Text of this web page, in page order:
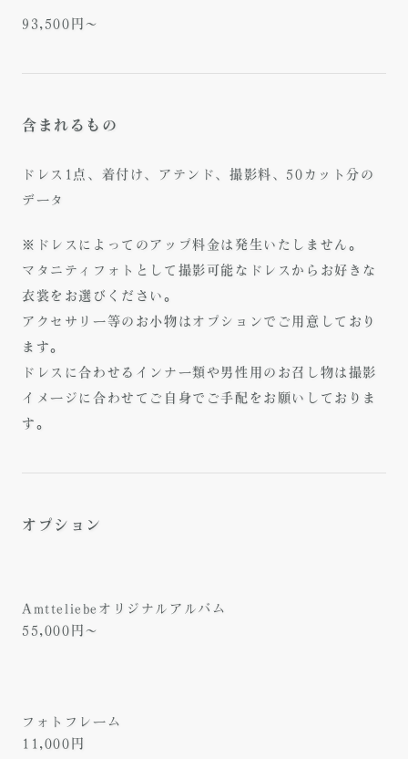
93,500円～
含まれるもの
ドレス1点、着付け、アテンド、撮影料、50カット分の
データ
※ドレスによってのアップ料金は発生いたしません。
マタニティフォトとして撮影可能なドレスからお好きな
衣裳をお選びください。
アクセサリー等のお小物はオプションでご用意しており
ます。
ドレスに合わせるインナー類や男性用のお召し物は撮影
イメージに合わせてご自身でご手配をお願いしておりま
す。
オプション
Amtteliebeオリジナルアルバム
55,000円～
フォトフレーム
11,000円